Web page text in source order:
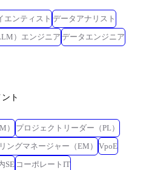
エンティスト データアナリスト
）エンジニア データエンジニア
ト
）
プロジェクトリーダー（PL）
ングマネージャー（EM）
VpoE
SE コーポレートIT